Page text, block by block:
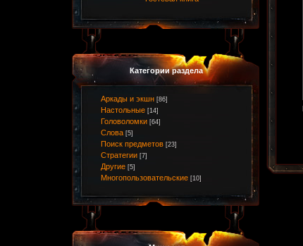
Категории раздела
Аркады и экшн [86]
Настольные [14]
Головоломки [64]
Слова [5]
Поиск предметов [23]
Стратегии [7]
Другие [5]
Многопользовательские [10]